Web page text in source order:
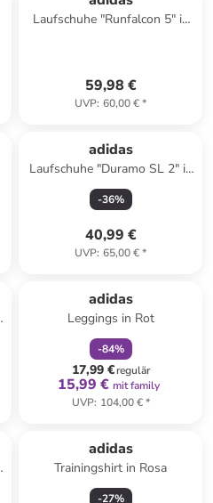
Laufschuhe "Runfalcon 5" in
59,98 €
UVP: 60,00 €*
adidas
Laufschuhe "Duramo SL 2" in
Lila
-36%
40,99 €
UVP: 65,00 €*
adidas
Leggings in Rot
-84%
17,99 €regulär
15,99 € mit family
UVP: 104,00 €*
adidas
Trainingshirt in Rosa
-27%